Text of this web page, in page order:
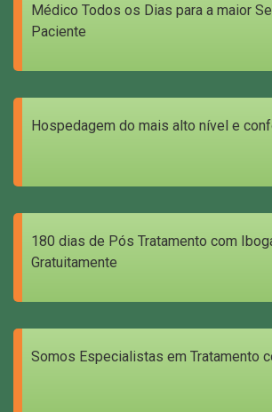
Médico Todos os Dias para a maior
Paciente
Hospedagem do mais alto nível e
180 dias de Pós Tratamento com
Gratuitamente
Somos Especialistas em Tratamento